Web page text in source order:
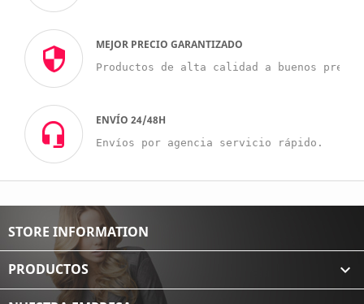
MEJOR PRECIO GARANTIZADO
Productos de alta calidad a buenos
ENVÍO 24/48H
Envíos por agencia servicio rápido.
STORE INFORMATION
PRODUCTOS 